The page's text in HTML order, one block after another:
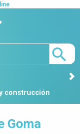
construcción
Goma